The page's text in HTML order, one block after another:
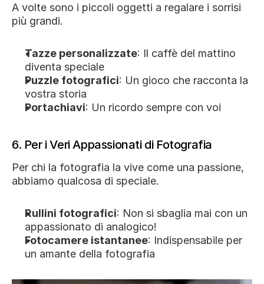
A volte sono i piccoli oggetti a regalare i sorrisi
più grandi.
Tazze personalizzate: Il caffè del mattino
diventa speciale
Puzzle fotografici: Un gioco che racconta la
vostra storia
Portachiavi: Un ricordo sempre con voi
6. Per i Veri Appassionati di Fotografia
Per chi la fotografia la vive come una passione,
abbiamo qualcosa di speciale.
Rullini fotografici: Non si sbaglia mai con un
appassionato di analogico!
Fotocamere istantanee: Indispensabile per
un amante della fotografia